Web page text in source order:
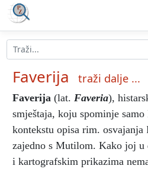
Faverija traži dalje ...
Faverija (lat. Faveria),
smještaja, koju spominje
kontekstu opisa rim. osvajanja
zajedno s Mutilom. Kako joj u
i kartografskim prikazima